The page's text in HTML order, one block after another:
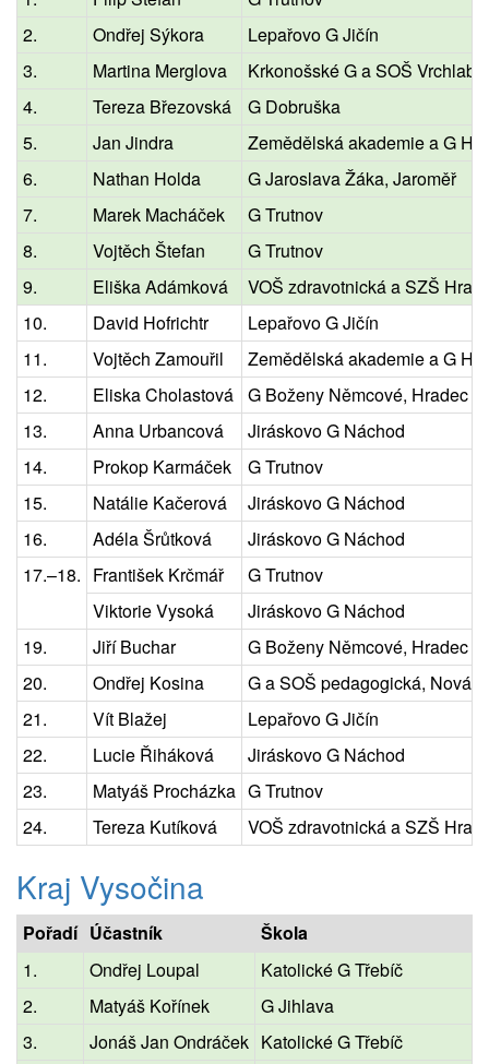
2.
Ondřej Sýkora
Lepařovo G Jičín
3.
Martina Merglova
Krkonošské G a SOŠ Vrchlabí
4.
Tereza Březovská
G Dobruška
5.
Jan Jindra
Zemědělská akademie a G
6.
Nathan Holda
G Jaroslava Žáka, Jaroměř
7.
Marek Macháček
G Trutnov
8.
Vojtěch Štefan
G Trutnov
9.
Eliška Adámková
VOŠ zdravotnická a SZŠ
10.
David Hofrichtr
Lepařovo G Jičín
11.
Vojtěch Zamouřil
Zemědělská akademie a G
12.
Eliska Cholastová G Boženy Němcové, Hradec
13.
Anna Urbancová
Jiráskovo G Náchod
14.
Prokop Karmáček
G Trutnov
15.
Natálie Kačerová
Jiráskovo G Náchod
16.
Adéla Šrůtková
Jiráskovo G Náchod
17.–18. František Krčmář
G Trutnov
Viktorie Vysoká
Jiráskovo G Náchod
19.
Jiří Buchar
G Boženy Němcové, Hradec
20.
Ondřej Kosina
G a SOŠ pedagogická, Nová
21.
Vít Blažej
Lepařovo G Jičín
22.
Lucie Řiháková
Jiráskovo G Náchod
23.
Matyáš Procházka G Trutnov
24.
Tereza Kutíková VOŠ zdravotnická a SZŠ
Kraj Vysočina
Pořadí Účastník
Škola
1.
Ondřej Loupal
Katolické G Třebíč
2.
Matyáš Kořínek
G Jihlava
3.
Jonáš Jan Ondráček Katolické G Třebíč